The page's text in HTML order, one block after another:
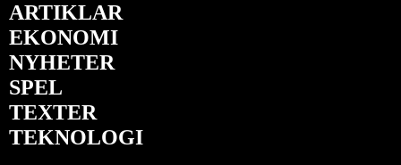
ARTIKLAR
EKONOMI
NYHETER
SPEL
TEXTER
TEKNOLOGI